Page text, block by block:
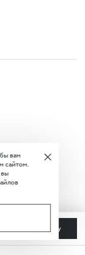
В корзину
вам
сайтом.